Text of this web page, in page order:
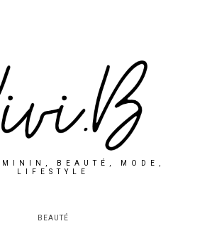
BEAUTÉ, MODE,
LIFESTYLE
BEAUTÉ